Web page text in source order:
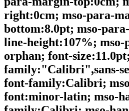
right:0cm; mso-para-
bottom:8.0pt; mso-
line-height:107%;
orphan; font-
family:"Calibri",sans-
font-family:Calibri;
font:minor-latin; mso-